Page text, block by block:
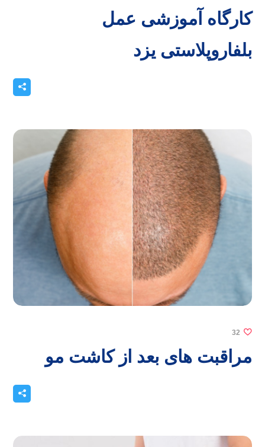
کارگاه آموزشی عمل
بلفاروپلاستی یزد
32
مراقبت های بعد از کاشت مو